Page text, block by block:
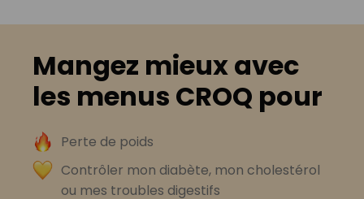
Mangez mieux avec
les menus CROQ pour
Perte de poids
Contrôler mon diabète, mon cholestérol
ou mes troubles digestifs